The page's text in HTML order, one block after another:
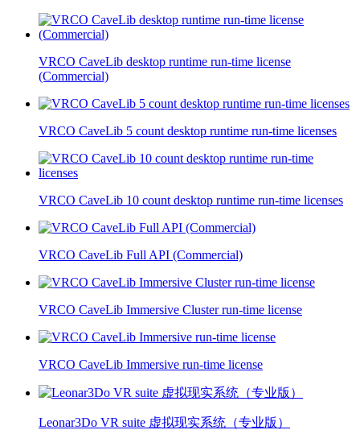
VRCO CaveLib desktop runtime run-time license
(Commercial)
VRCO CaveLib 5 count desktop runtime run-time licenses
VRCO CaveLib 10 count desktop runtime run-time licenses
VRCO CaveLib Full API (Commercial)
VRCO CaveLib Immersive Cluster run-time license
VRCO CaveLib Immersive run-time license
Leonar3Do VR suite 虚拟现实系统（专业版）